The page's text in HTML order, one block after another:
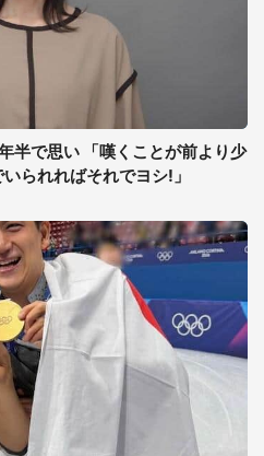
半で思い 「嘆くことが前より少
られればそれでヨシ!」